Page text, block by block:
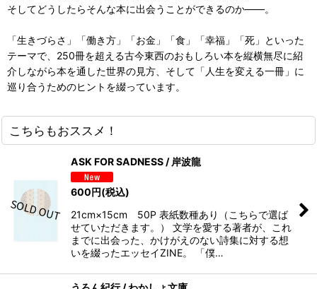
そしてどうしたらそんな本に出会うことができるのか――。
「生きづらさ」「働き方」「お金」「食」「幸福」「死」といった
テーマで、250冊を超える古今東西のおもしろい本を縦横無尽に紹
介しながら本を通した世界の見方、そして「人生を変える一冊」に
巡り合うためのヒントを綴っています。
こちらもおススメ！
ASK FOR SADNESS / 岸波龍
600円(税込)
21cm×15cm 50P 表紙数種あり（こちらで選ば
せていただきます。） 文学を愛する著者が、これ
までに出会った、かけがえのない詩集に対する想
いを綴ったエッセイZINE。 「僕…